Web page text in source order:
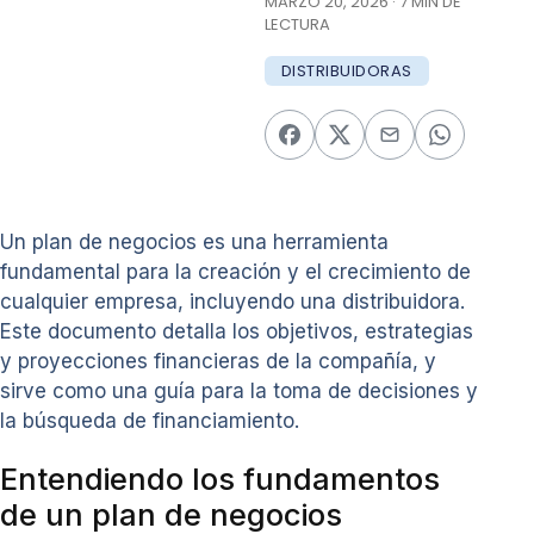
LECTURA
DISTRIBUIDORAS
Un plan de negocios es una herramienta
fundamental para la creación y el crecimiento de
cualquier empresa, incluyendo una distribuidora.
Este documento detalla los objetivos, estrategias
y proyecciones financieras de la compañía, y
sirve como una guía para la toma de decisiones y
la búsqueda de financiamiento.
Entendiendo los fundamentos
de un plan de negocios